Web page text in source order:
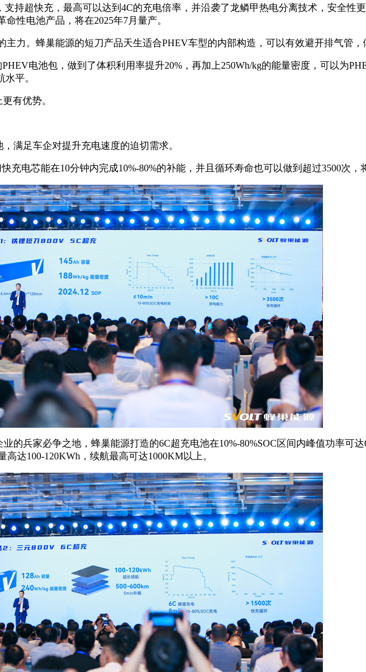
持超快充，最高可以达到4C的充电倍率，并沿袭了龙鳞甲热电分离技术，安全性
性电池产品，将在2025年7月量产。
力。蜂巢能源的短刀产品天生适合PHEV车型的内部构造，可以有效避开排气管，
电池包，做到了体积利用率提升20%，再加上250Wh/kg的能量密度，可以为
平。
有优势。
满足车企对提升充电速度的迫切需求。
电芯能在10分钟内完成10%-80%的补能，并且循环寿命也可以做到超过3500次，
的兵家必争之地，蜂巢能源打造的6C超充电池在10%-80%SOC区间内峰值功率可
达100-120KWh，续航最高可达1000KM以上。